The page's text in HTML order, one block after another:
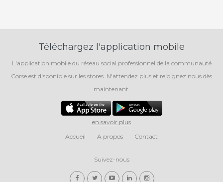
Téléchargez l'application mobile
L'application mobile du réseau social professionnel de la communauté
Corse est disponible sur les stores. N'attendez plus et rejoignez nous dès
maintenant.
en savoir plus
Accueil
A propos Contact
Suivez-nous